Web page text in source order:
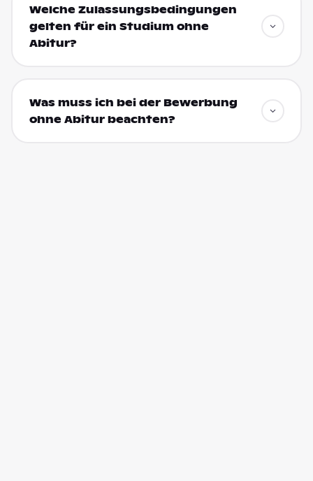
Welche Zulassungsbedingungen
gelten für ein Studium ohne
Abitur?
Was muss ich bei der Bewerbung
ohne Abitur beachten?